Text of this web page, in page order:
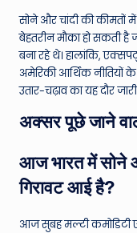
सोने और चांदी की कीमतों
बेहतरीन मौका हो सकती है
बना रहे थे। हालांकि,
अमेरिकी आर्थिक नीतियों
उतार-चढ़ाव का यह दौर
अक्सर पूछे जाने
आज भारत में सोने
गिरावट आई है?
आज सुबह मल्टी कमोडिटी